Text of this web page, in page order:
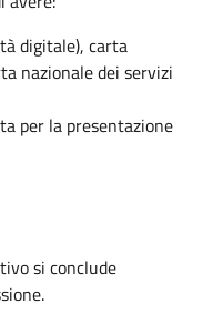
digitale), carta
nazionale dei servizi
per la presentazione
si conclude